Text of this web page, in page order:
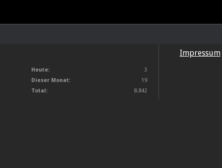
Heute:
3
Dieser Monat:
19
Total:
8.842
Impressum